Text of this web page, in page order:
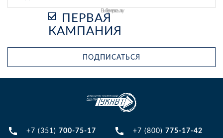
Выберите рассылку
ПЕРВАЯ
КАМПАНИЯ
ПОДПИСАТЬСЯ
+7 (351) 700-75-17 +7 (800) 775-17-42